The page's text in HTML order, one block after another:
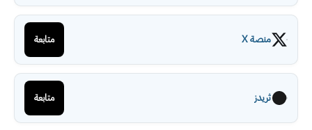
منصة X متابعة
ثريدز متابعة